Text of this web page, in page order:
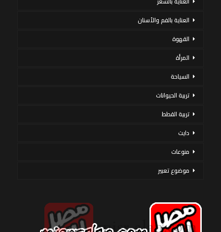
العناية بالفم والأسنان
القهوة
المرأة
السياحة
تربية الحيوانات
تربية القطط
دايت
منوعات
موضوع تعبير